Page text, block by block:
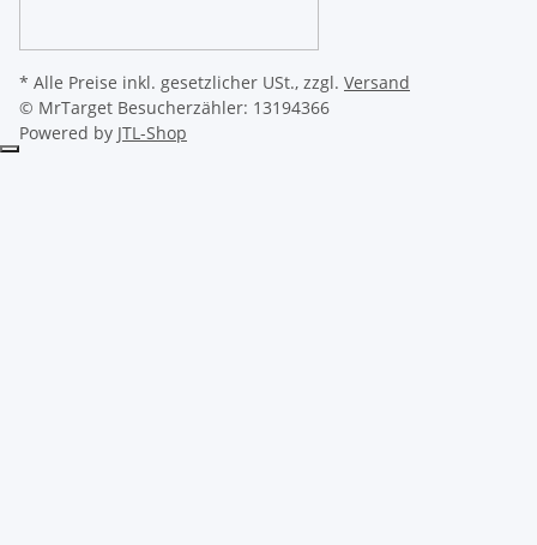
* Alle Preise inkl. gesetzlicher USt., zzgl. Versand
© MrTarget Besucherzähler: 13194366
Powered by JTL-Shop